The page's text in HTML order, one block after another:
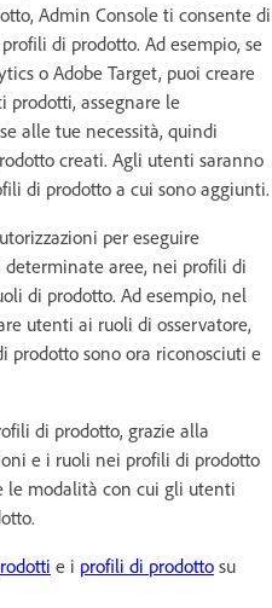
Admin Console ti consente di
di prodotto. Ad esempio, se
o Adobe Target, puoi creare
prodotti, assegnare le
alle tue necessità, quindi
creati. Agli utenti saranno
di prodotto a cui sono aggiunti.
per eseguire
determinate aree, nei profili di
di prodotto. Ad esempio, nel
utenti ai ruoli di osservatore,
prodotto sono ora riconosciuti e
di prodotto, grazie alla
e i ruoli nei profili di prodotto
le modalità con cui gli utenti
e i profili di prodotto su